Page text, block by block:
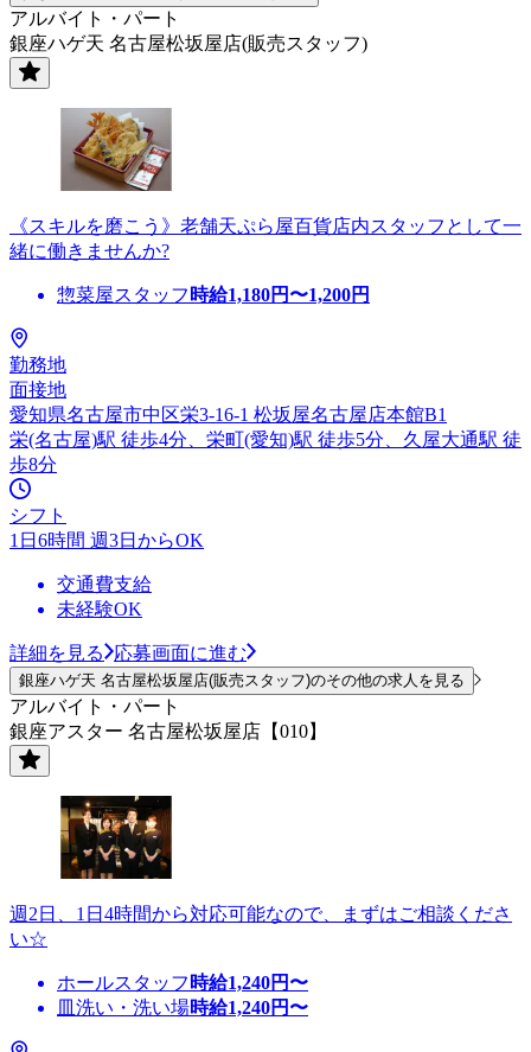
アルバイト・パート
銀座ハゲ天 名古屋松坂屋店(販売スタッフ)
《スキルを磨こう》老舗天ぷら屋百貨店内スタッフとして一
緒に働きませんか?
惣菜屋スタッフ 時給1,180円〜1,200円
勤務地
面接地
愛知県名古屋市中区栄3-16-1 松坂屋名古屋店本館B1
栄(名古屋)駅 徒歩4分、栄町(愛知)駅 徒歩5分、久屋大通駅 徒
歩8分
シフト
1日6時間 週3日からOK
交通費支給
未経験OK
詳細を見る 応募画面に進む
銀座ハゲ天 名古屋松坂屋店(販売スタッフ)のその他の求人を見る
アルバイト・パート
銀座アスター 名古屋松坂屋店【010】
週2日、1日4時間から対応可能なので、まずはご相談くださ
い☆
ホールスタッフ 時給1,240円〜
皿洗い・洗い場時給1,240円〜